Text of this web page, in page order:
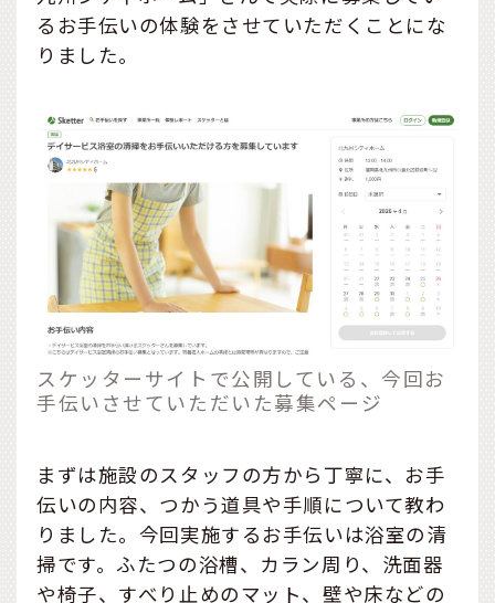
るお手伝いの体験をさせていただくことにな
りました。
スケッターサイトで公開している、今回お
手伝いさせていただいた募集ページ
まずは施設のスタッフの方から丁寧に、お手
伝いの内容、つかう道具や手順について教わ
りました。今回実施するお手伝いは浴室の清
掃です。ふたつの浴槽、カラン周り、洗面器
や椅子、すべり止めのマット、壁や床などの